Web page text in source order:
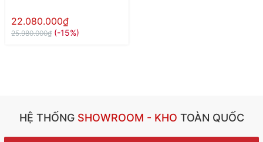
22.080.000₫
25.980.000₫ (-15%)
HỆ THỐNGSHOWROOM - KHO TOÀN QUỐC